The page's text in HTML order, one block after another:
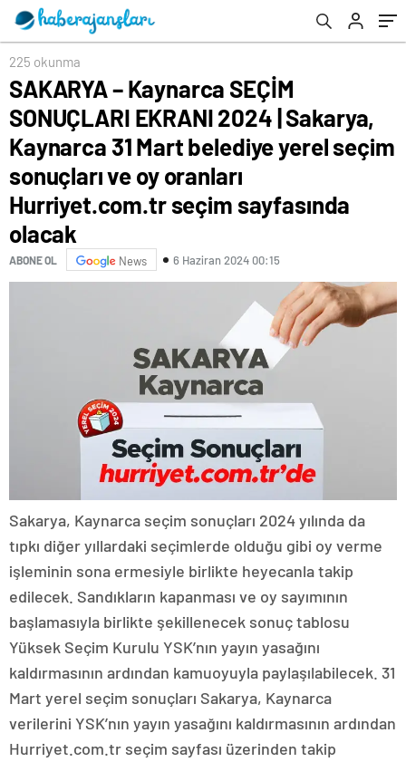
belediye yerel seçim sonuçları ve oy
oranları Hurriyet.com.tr seçim sayfasında
olacak
225 okunma
SAKARYA – Kaynarca SEÇİM
SONUÇLARI EKRANI 2024 | Sakarya,
Kaynarca 31 Mart belediye yerel seçim
sonuçları ve oy oranları
Hurriyet.com.tr seçim sayfasında
olacak
ABONE OL News 6 Haziran 2024 00:15
Sakarya, Kaynarca seçim sonuçları 2024 yılında da
tıpkı diğer yıllardaki seçimlerde olduğu gibi oy verme
işleminin sona ermesiyle birlikte heyecanla takip
edilecek. Sandıkların kapanması ve oy sayımının
başlamasıyla birlikte şekillenecek sonuç tablosu
Yüksek Seçim Kurulu YSK’nın yayın yasağını
kaldırmasının ardından kamuoyuyla paylaşılabilecek. 31
Mart yerel seçim sonuçları Sakarya, Kaynarca
verilerini YSK’nın yayın yasağını kaldırmasının ardından
Hurriyet.com.tr seçim sayfası üzerinden takip